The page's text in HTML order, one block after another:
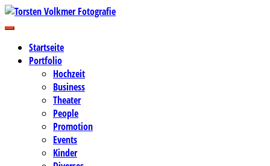
Zum
Inhalt
Torsten Volkmer Fotografie
Business-, Portrait- und Hochzeitsfotografie
Startseite
Portfolio
Hochzeit
Business
Theater
People
Promotion
Events
Kinder